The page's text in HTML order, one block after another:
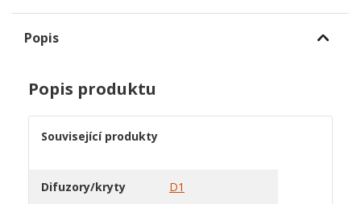
Popis
Popis produktu
Související produkty
Difuzory/kryty D1